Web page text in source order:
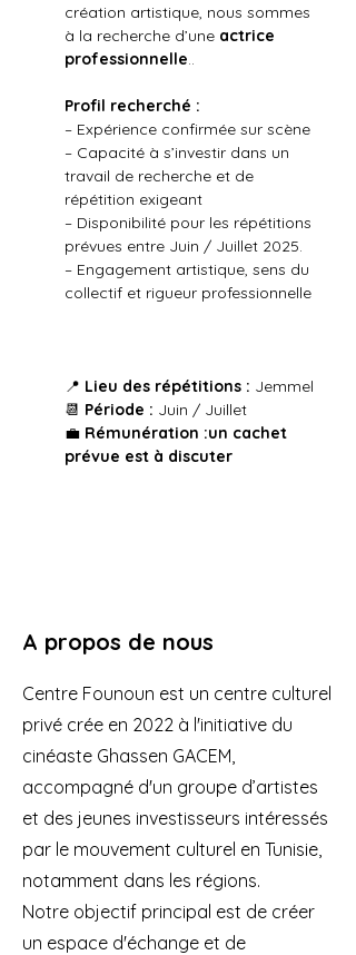
création artistique, nous sommes
à la recherche d’une actrice
professionnelle..
Profil recherché :
– Expérience confirmée sur scène
– Capacité à s’investir dans un
travail de recherche et de
répétition exigeant
– Disponibilité pour les répétitions
prévues entre Juin / Juillet 2025.
– Engagement artistique, sens du
collectif et rigueur professionnelle
📍 Lieu des répétitions : Jemmel
📆 Période : Juin / Juillet
💼 Rémunération :un cachet
prévue est à discuter
A propos de nous
Centre Founoun est un centre culturel
privé crée en 2022 à l'initiative du
cinéaste Ghassen GACEM,
accompagné d'un groupe d’artistes
et des jeunes investisseurs intéressés
par le mouvement culturel en Tunisie,
notamment dans les régions.
Notre objectif principal est de créer
un espace d'échange et de